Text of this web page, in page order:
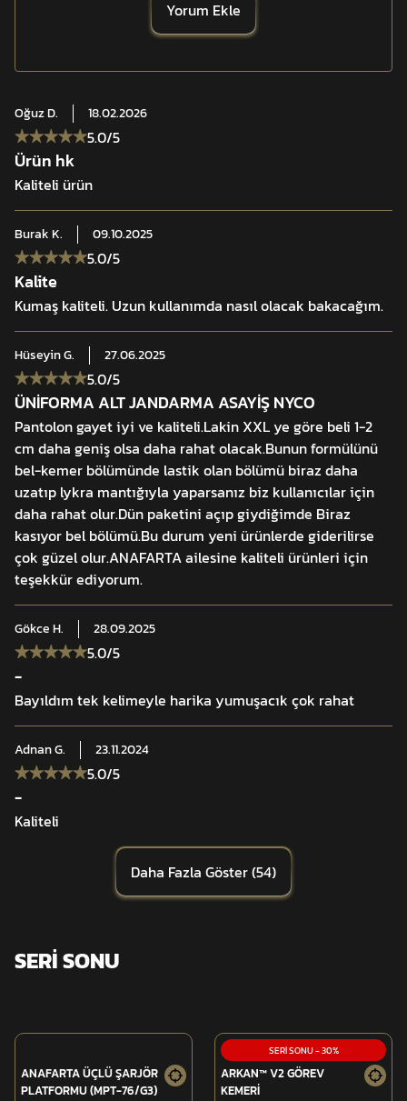
Yüksek teknoloji boyama yöntemi
Su ve yağ itici apre
Yönetmeliğe uygun tasarım
Yüksek renk dayanımı
Dayanıklı dikiş yapısı
Saha ve mesai uyumlu yapı
Yorum Ekle
OğuzD. 18.02.2026
5.0/5
Ürün hk
Kaliteli ürün
BurakK. 09.10.2025
5.0/5
Kalite
Kumaş kaliteli. Uzun kullanımda nasıl olacak bakacağım.
HüseyinG. 27.06.2025
5.0/5
ÜNİFORMA ALT JANDARMA ASAYİŞ NYCO
Pantolon gayet iyi ve kaliteli.Lakin XXL ye göre beli 1-2
cm daha geniş olsa daha rahat olacak.Bunun formülünü
bel-kemer bölümünde lastik olan bölümü biraz daha
uzatıp lykra mantığıyla yaparsanız biz kullanıcılar için
daha rahat olur.Dün paketini açıp giydiğimde Biraz
kasıyor bel bölümü.Bu durum yeni ürünlerde giderilirse
çok güzel olur.ANAFARTA ailesine kaliteli ürünleri için
teşekkür ediyorum.
GökceH. 28.09.2025
5.0/5
-
Bayıldım tek kelimeyle harika yumuşacık çok rahat
AdnanG. 23.11.2024
5.0/5
-
Kaliteli
Daha Fazla Göster(54)
SERİ SONU
ANAFARTA ÜÇLÜ ŞARJÖR
PLATFORMU (MPT-76/G3)
SERİ SONU-30%
ARKAN™ V2 GÖREV
KEMERİ